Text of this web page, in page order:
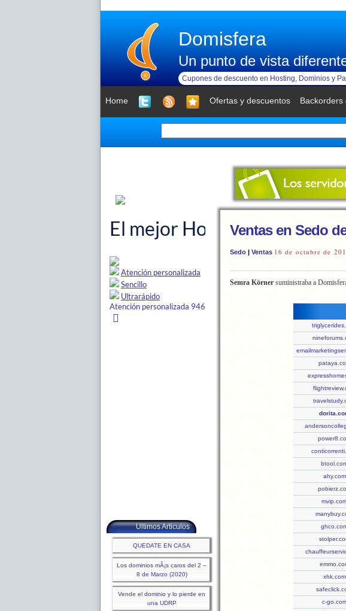
Domisfera
Un punto de vista
Cupones de descuento en Hosting, Dominios y
Home Ofertas y descuentos Backorders
Ultimos Articulos
QUEDATE EN CASA
Los dominios mÃ¡s caros del 2 –
8 de Marzo (2020)
Vende el dominio y lo pierde en
una UDRP
Ventas en Sedo
Sedo | Ventas 16 de octubre de
Semra Körner suministraba a
ahy.com
xhk.com
c-